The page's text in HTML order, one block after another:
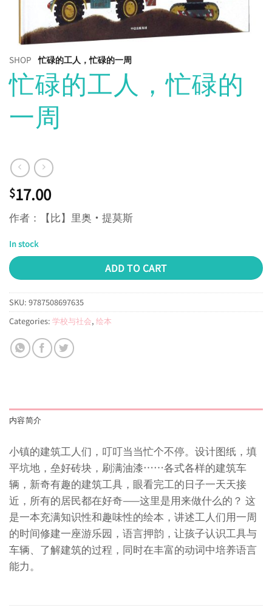
SHOP 忙碌的工人，忙碌的一周
忙碌的工人，忙碌的
一周
$17.00
作者：【比】里奥·提莫斯
In stock
ADD TO CART
SKU: 9787508697635
Categories: 学校与社会, 绘本
内容简介
小镇的建筑工人们，叮叮当当忙个不停。设计图纸，填
平坑地，垒好砖块，刷满油漆……各式各样的建筑车
辆，新奇有趣的建筑工具，眼看完工的日子一天天接
近，所有的居民都在好奇——这里是用来做什么的？ 这
是一本充满知识性和趣味性的绘本，讲述工人们用一周
的时间修建一座游乐园，语言押韵，让孩子认识工具与
车辆、了解建筑的过程，同时在丰富的动词中培养语言
能力。